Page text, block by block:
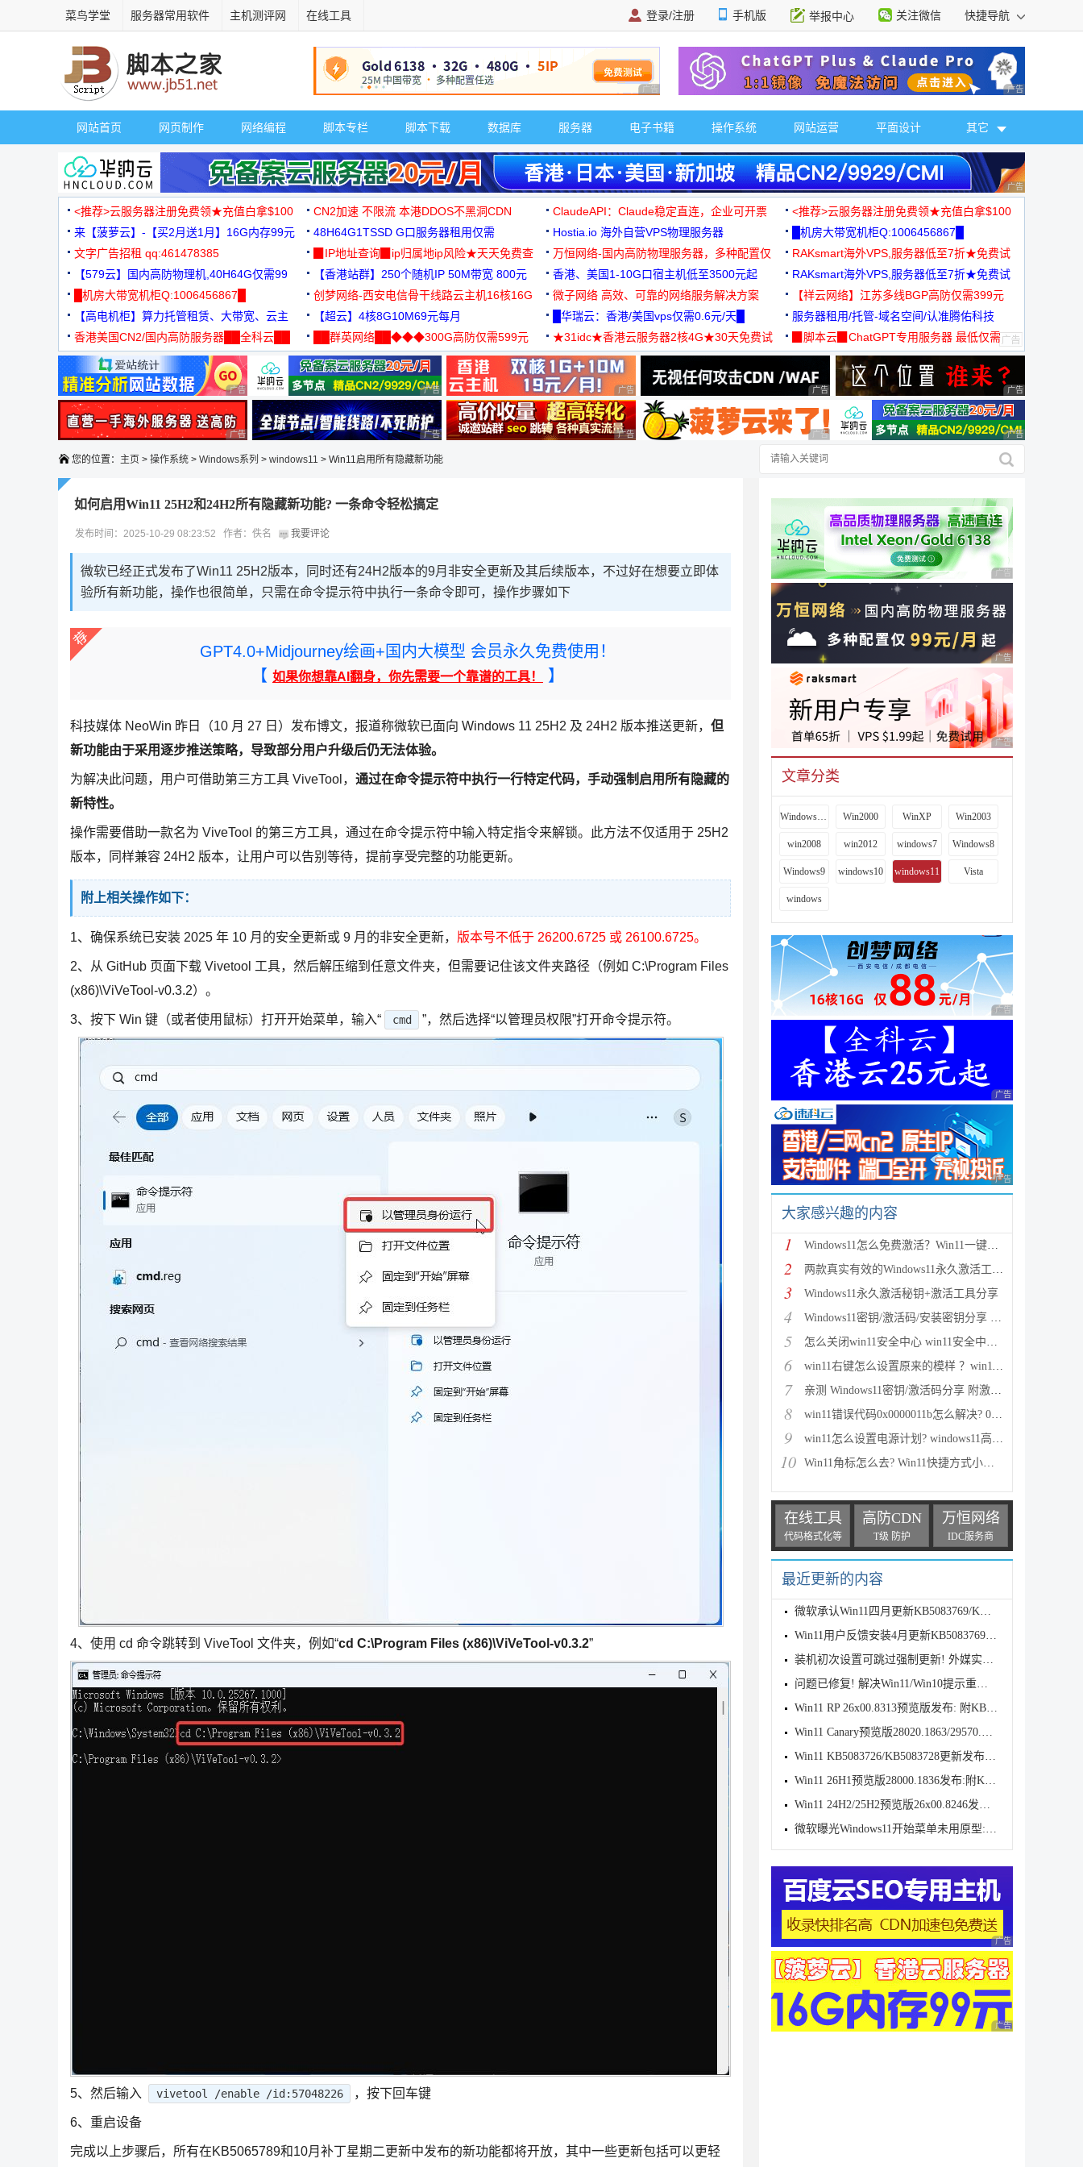
菜鸟学堂 服务器常用软件 主机测评网 在线工具 登录/注册 手机版 举报中心 关注微信 快捷导航
广告 商业广告，理性选择 广告 商业广告，理
网站首页 网页制作 网络编程 脚本专栏 脚本下载 数据库 服务器 电子书籍 操作系统 网站运营 平面设计 其它
广告 商业广告，理
<推荐>云服务器注册免费领★充值白拿$100 CN2加速 不限流 本港DDOS不黑洞CDN ClaudeAPI：Claude稳定直连，企业可开票
<推荐>云服务器注册免费领★充值白拿$100
来【菠萝云】-【买2月送1月】16G内存99元
48H64G1TSSD G口服务器租用仅需
3000+可免费测试
Hostia.io 海外自营VPS物理服务器
█机房大带宽机柜Q:1006456867█
文字广告招租 qq:461478385
▉IP地址查询▉ip归属地ip风险★天天免费查
万恒网络-国内高防物理服务器，多种配置仅
99元/月起
RAKsmart海外VPS,服务器低至7折★免费试
用★
【579云】国内高防物理机,40H64G仅需99
元
【香港站群】250个随机IP 50M带宽 800元 香港、美国1-10G口宿主机低至3500元起
RAKsmart海外VPS,服务器低至7折★免费试
用★
█机房大带宽机柜Q:1006456867█
创梦网络-西安电信骨干线路云主机16核16G
88元/月
微子网络 高效、可靠的网络服务解决方案
【祥云网络】江苏多线BGP高防仅需399元
【高电机柜】算力托管租赁、大带宽、云主
机
【超云】4核8G10M69元每月 █华瑞云：香港/美国vps仅需0.6元/天█
服务器租用/托管-域名空间/认准腾佑科技
香港美国CN2/国内高防服务器██全科云██
██群英网络██◆◆◆300G高防仅需599元
◆◆◆
★31idc★香港云服务器2核4G★30天免费试
用◆
▉脚本云▉ChatGPT专用服务器 最低仅需
19元/月
广告 商业广告，理性选择 广告 商业广告，理性选择 广告 商业广告，理性选择 广告 商业广告，理性选择 广告 商业广告，理
广告 商业广告，理性选择 广告 商业广告，理性选择 广告 商业广告，理性选择 广告 商业广告，理性选择 广告 商业广告，理
您的位置： 主页 > 操作系统 > Windows系列 > windows11 > Win11启用所有隐藏新功能
如何启用Win11 25H2和24H2所有隐藏新功能? 一条命令轻松搞定
发布时间：2025-10-29 08:23:52 作者：佚名 我要评论
微软已经正式发布了Win11 25H2版本，同时还有24H2版本的9月非安全更新及其后续版本，不过好在想要立即体
验所有新功能，操作也很简单，只需在命令提示符中执行一条命令即可，操作步骤如下
GPT4.0+Midjourney绘画+国内大模型 会员永久免费使用！
【 如果你想靠AI翻身，你先需要一个靠谱的工具！ 】
科技媒体 NeoWin 昨日（10 月 27 日）发布博文，报道称微软已面向 Windows 11 25H2 及 24H2 版本推送更新， 但
新功能由于采用逐步推送策略，导致部分用户升级后仍无法体验。
为解决此问题，用户可借助第三方工具 ViveTool， 通过在命令提示符中执行一行特定代码，手动强制启用所有隐藏的
新特性。
操作需要借助一款名为 ViveTool 的第三方工具，通过在命令提示符中输入特定指令来解锁。此方法不仅适用于 25H2
版本，同样兼容 24H2 版本，让用户可以告别等待，提前享受完整的功能更新。
附上相关操作如下：
1、确保系统已安装 2025 年 10 月的安全更新或 9 月的非安全更新， 版本号不低于 26200.6725 或 26100.6725。
2、从 GitHub 页面下载 Vivetool 工具，然后解压缩到任意文件夹，但需要记住该文件夹路径（例如 C:\Program Files
(x86)\ViVeTool-v0.3.2）。
3、按下 Win 键（或者使用鼠标）打开开始菜单，输入“ cmd ”，然后选择“以管理员权限”打开命令提示符。
4、使用 cd 命令跳转到 ViveTool 文件夹，例如“cd C:\Program Files (x86)\ViVeTool-v0.3.2”
5、然后输入 vivetool /enable /id:57048226 ，按下回车键
6、重启设备
完成以上步骤后，所有在KB5065789和10月补丁星期二更新中发布的新功能都将开放，其中一些更新包括可以更轻
广告 商业广告，理性
广告 商业广告，理性
广告 商业广告，理性
文章分类
Windows 9x Win2000 WinXP Win2003
win2008 win2012 windows7 Windows8
Windows9 windows10 windows11 Vista
windows
广告 商业广告，理性
广告 商业广告，理性
广告 商业广告，理性
大家感兴趣的内容
1 Windows11怎么免费激活？Win11一键激活方法汇总(附安
2 两款真实有效的Windows11永久激活工具 附激活码
3 Windows11永久激活秘钥+激活工具分享
4 Windows11密钥/激活码/安装密钥分享 附激活工具+教程
5 怎么关闭win11安全中心 win11安全中心关闭步骤
6 win11右键怎么设置原来的模样 ？win11右键菜单改回传
7 亲测 Windows11密钥/激活码分享 附激活工具
8 win11错误代码0x0000011b怎么解决? 0x0000011b问题的
9 win11怎么设置电源计划? windows11高性能模式的设置方
10 Win11角标怎么去? Win11快捷方式小箭头的两种消除方法
在线工具
代码格式化等
高防CDN
T级 防护
万恒网络
IDC服务商
最近更新的内容
微软承认Win11四月更新KB5083769/KB5082052致远程桌面
Win11用户反馈安装4月更新KB5083769后遇到打印故障
装机初次设置可跳过强制更新! 外媒实测Win11 OOBE 新
问题已修复! 解决Win11/Win10提示重新连接你的文件历
Win11 RP 26x00.8313预览版发布: 附KB5083631完整更新
Win11 Canary预览版28020.1863/29570.1000发布:优化文
Win11 KB5083726/KB5083728更新发布:附完整更新日志
Win11 26H1预览版28000.1836发布:附KB5083768完整更新
Win11 24H2/25H2预览版26x00.8246发布:附KB5083769完
微软曝光Windows11开始菜单未用原型:动态磁贴情怀难消
广告 商业广告，理性
广告 商业广告，理性